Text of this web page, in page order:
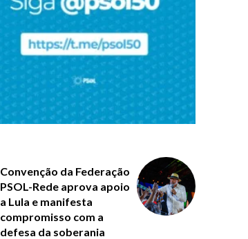
Convenção da Federação
PSOL-Rede aprova apoio
a Lula e manifesta
compromisso com a
defesa da soberania